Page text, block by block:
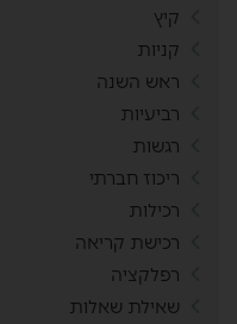
קיץ
קניות
ראש השנה
רביעיות
רגשות
ריכוז חברתי
רכילות
רכישת קריאה
רפלקציה
שאילת שאלות